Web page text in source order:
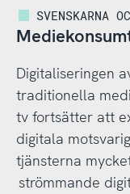
SVENSKARNA
Digitaliseringen
traditionella
tv fortsätter att
digitala
tjänsterna
strömmande